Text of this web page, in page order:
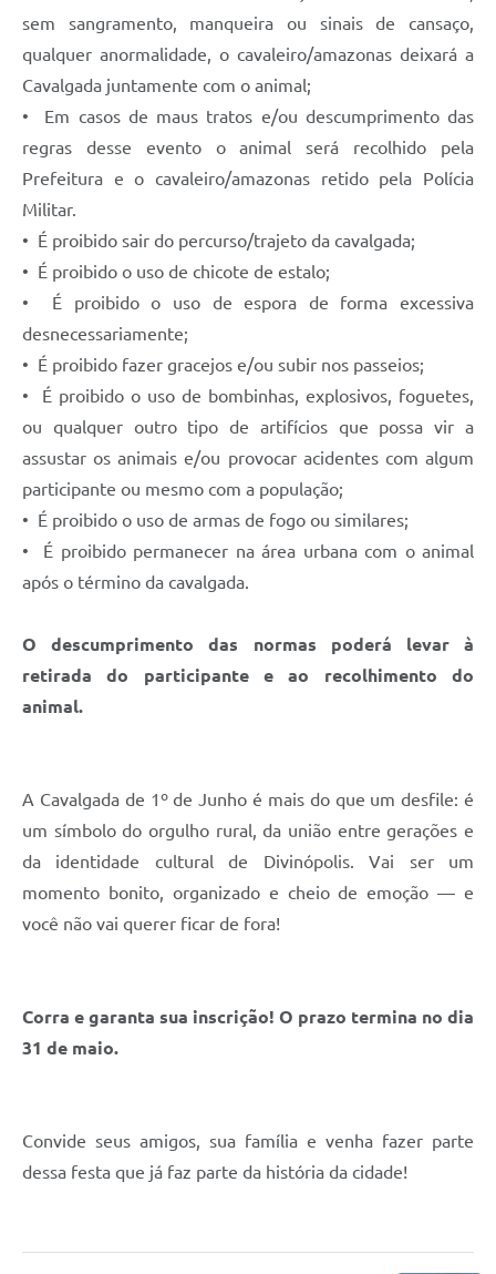
sem sangramento, manqueira ou sinais de cansaço,
qualquer anormalidade, o cavaleiro/amazonas deixará a
Cavalgada juntamente com o animal;
• Em casos de maus tratos e/ou descumprimento das
regras desse evento o animal será recolhido pela
Prefeitura e o cavaleiro/amazonas retido pela Polícia
Militar.
• É proibido sair do percurso/trajeto da cavalgada;
• É proibido o uso de chicote de estalo;
• É proibido o uso de espora de forma excessiva
desnecessariamente;
• É proibido fazer gracejos e/ou subir nos passeios;
• É proibido o uso de bombinhas, explosivos, foguetes,
ou qualquer outro tipo de artifícios que possa vir a
assustar os animais e/ou provocar acidentes com algum
participante ou mesmo com a população;
• É proibido o uso de armas de fogo ou similares;
• É proibido permanecer na área urbana com o animal
após o término da cavalgada.
O descumprimento das normas poderá levar à
retirada do participante e ao recolhimento do
animal.
A Cavalgada de 1º de Junho é mais do que um desfile: é
um símbolo do orgulho rural, da união entre gerações e
da identidade cultural de Divinópolis. Vai ser um
momento bonito, organizado e cheio de emoção — e
você não vai querer ficar de fora!
Corra e garanta sua inscrição! O prazo termina no dia
31 de maio.
Convide seus amigos, sua família e venha fazer parte
dessa festa que já faz parte da história da cidade!